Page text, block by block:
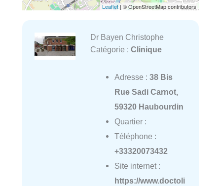
Leaflet| © OpenStreetMap contributors
Dr Bayen Christophe
Catégorie : Clinique
Adresse : 38 Bis
Rue Sadi Carnot,
59320 Haubourdin
Quartier :
Téléphone :
+33320073432
Site internet :
https://www.doctoli